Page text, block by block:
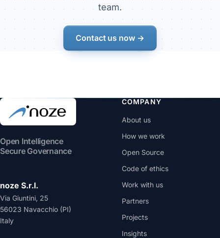
team.
Contact us now →
Open Intelligence
Secure Governance
noze S.r.l.
Via Giuntini, 25
56023 Navacchio (PI)
Italy
COMPANY
About us
How we work
Open Source
Code of ethics
Work with us
Partners
Projects
Insights